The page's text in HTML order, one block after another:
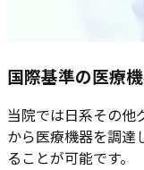
国際基準の医療
当院では日系その他
から医療機器を調達
ることが可能です。